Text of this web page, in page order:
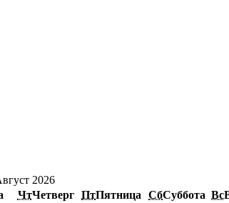
2026
ЧтЧетверг ПтПятница СбСуббота Вс